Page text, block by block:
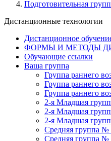
Подготовительная
Дистанционные технологии
Дистанционное
ФОРМЫ И МЕТОДЫ
Обучающие ссылки
Ваша группа
Группа раннего
Группа раннего
Группа раннего
2-я Младшая
2-я Младшая
2-я Младшая
Средняя группа №
Средняя группа